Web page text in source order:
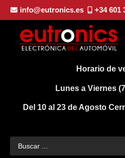
info@eutronics.es +34 601
Horario de
Lunes a Viernes
Del 10 al 23 de Agosto